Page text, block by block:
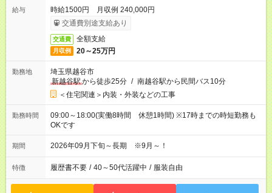
給与
時給1500円 月収例 240,000円
交通費別途支給あり
交通費 全額支給
月収例 20～25万円
勤務地
埼玉県越谷市
新越谷駅から徒歩25分 / 南越谷駅から民間バス10分
＜住宅関連＞内装・外装などの工事
勤務時間
09:00～18:00(実働8時間 休憩1時間) ※17時までの時短勤務も
OKです
期間 2026年09月下旬～長期 ※9月～！
特徴 履歴書不要 / 40～50代活躍中 / 服装自由